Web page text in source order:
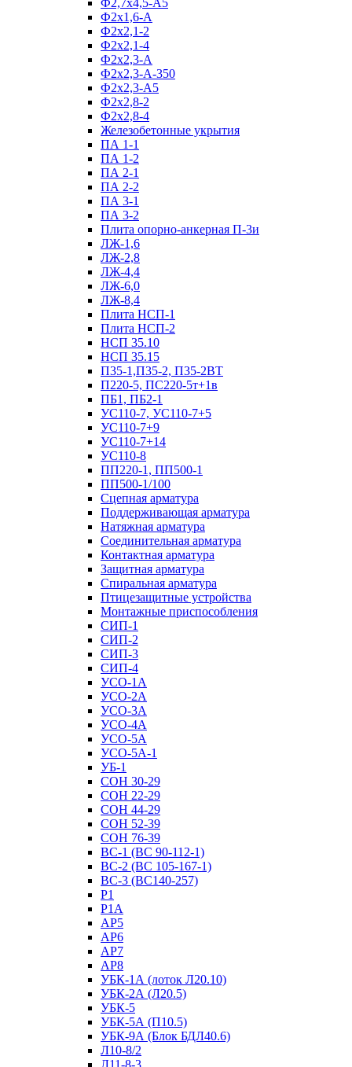
Ф2х1,6-А
Ф2х2,1-2
Ф2х2,1-4
Ф2х2,3-А
Ф2х2,3-А-350
Ф2х2,3-А5
Ф2х2,8-2
Ф2х2,8-4
Железобетонные укрытия
ПА 1-1
ПА 1-2
ПА 2-1
ПА 2-2
ПА 3-1
ПА 3-2
Плита опорно-анкерная П-3и
ЛЖ-1,6
ЛЖ-2,8
ЛЖ-4,4
ЛЖ-6,0
ЛЖ-8,4
Плита НСП-1
Плита НСП-2
НСП 35.10
НСП 35.15
П35-1,П35-2, П35-2ВТ
П220-5, ПС220-5т+1в
ПБ1, ПБ2-1
УС110-7, УС110-7+5
УС110-7+9
УС110-7+14
УС110-8
ПП220-1, ПП500-1
ПП500-1/100
Сцепная арматура
Поддерживающая арматура
Натяжная арматура
Соединительная арматура
Контактная арматура
Защитная арматура
Спиральная арматура
Птицезащитные устройства
Монтажные приспособления
СИП-1
СИП-2
СИП-3
СИП-4
УСО-1А
УСО-2А
УСО-3А
УСО-4А
УСО-5А
УСО-5А-1
УБ-1
СОН 30-29
СОН 22-29
СОН 44-29
СОН 52-39
СОН 76-39
ВС-1 (ВС 90-112-1)
ВС-2 (ВС 105-167-1)
ВС-3 (ВС140-257)
Р1
Р1А
АР5
АР6
АР7
АР8
УБК-1А (лоток Л20.10)
УБК-2А (Л20.5)
УБК-5
УБК-5А (П10.5)
УБК-9А (Блок БДЛ40.6)
Л10-8/2
Л11-8-3